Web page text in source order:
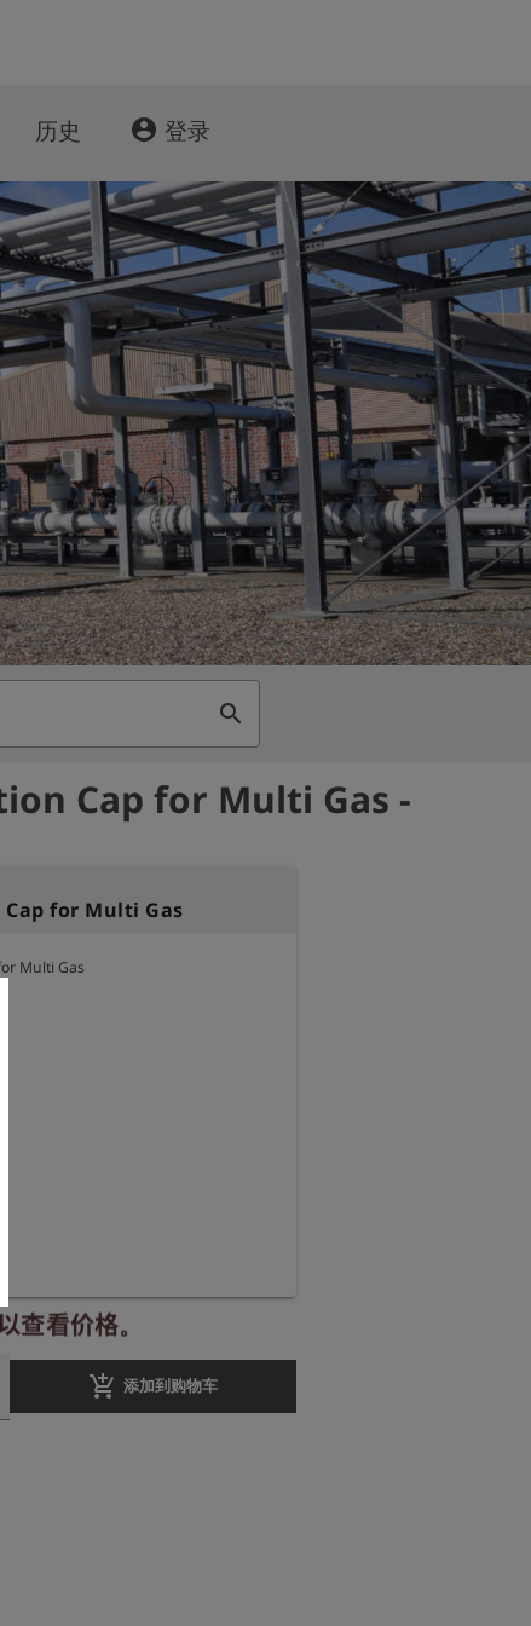
历史 account_circle 登录
search
Cap for Multi Gas -
for Multi Gas
Multi Gas
查看价格。
add_shopping_cart 添加到购物车